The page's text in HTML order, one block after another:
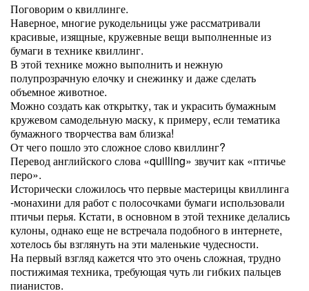
Поговорим о квиллинге.
Наверное, многие рукодельницы уже рассматривали
красивые, изящные, кружевные вещи выполненные из
бумаги в технике квиллинг.
В этой технике можно выполнить и нежную
полупрозрачную елочку и снежинку и даже сделать
объемное животное.
Можно создать как открытку, так и украсить бумажным
кружевом самодельную маску, к примеру, если тематика
бумажного творчества вам близка!
От чего пошло это сложное слово квиллинг?
Перевод английского слова «quilling» звучит как «птичье
перо».
Исторически сложилось что первые мастерицы квиллинга
-монахини для работ с полосочками бумаги использовали
птичьи перья. Кстати, в основном в этой технике делались
кулоны, однако еще не встречала подобного в интернете,
хотелось бы взглянуть на эти маленькие чудесности.
На первый взгляд кажется что это очень сложная, трудно
постижимая техника, требующая чуть ли гибких пальцев
пианистов.